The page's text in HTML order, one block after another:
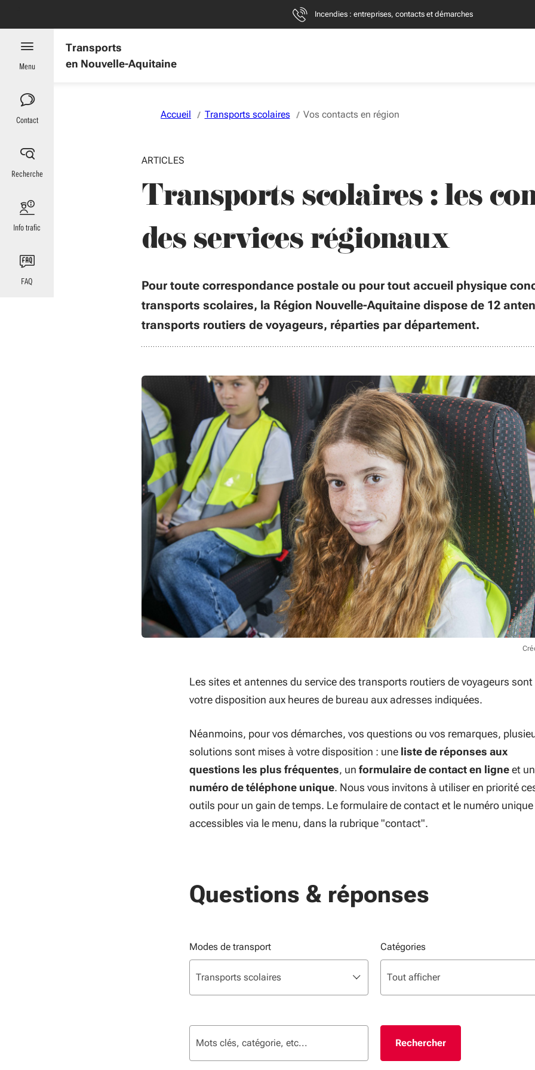
Incendies : entreprises, contacts et démarches
Transports
en Nouvelle-Aquitaine
Menu
Contact
Recherche
Info trafic
FAQ
Accueil Transports scolaires Vos contacts en région
ARTICLES
Transports scolaires : les
des services régionaux
Pour toute correspondance postale ou pour tout accueil physique
transports scolaires, la Région Nouvelle-Aquitaine dispose de 12
transports routiers de voyageurs, réparties par département.
Les sites et antennes du service des transports routiers de voyageurs sont
votre disposition aux heures de bureau aux adresses indiquées.
Néanmoins, pour vos démarches, vos questions ou vos remarques,
solutions sont mises à votre disposition : une liste de réponses aux
questions les plus fréquentes, un formulaire de contact en ligneet un
numéro de téléphone unique. Nous vous invitons à utiliser en priorité
outils pour un gain de temps. Le formulaire de contact et le numéro
accessibles via le menu, dans la rubrique "contact".
Questions & réponses
Modes de transport
Transports scolaires
Catégories
Tout afficher